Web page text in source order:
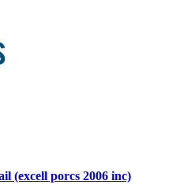
(excell porcs 2006 inc)